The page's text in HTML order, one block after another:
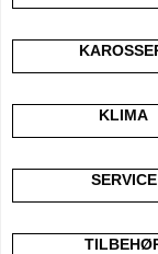
KLIMA
SERVICE